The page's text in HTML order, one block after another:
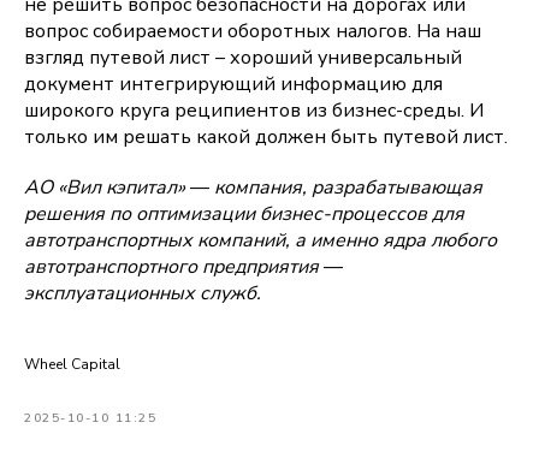
вопрос собираемости оборотных налогов. На наш
взгляд путевой лист – хороший универсальный
документ интегрирующий информацию для
широкого круга реципиентов из бизнес-среды. И
только им решать какой должен быть путевой лист.
АО «Вил кэпитал»— компания, разрабатывающая
решения по оптимизации бизнес-процессов для
автотранспортных компаний, а именно ядра любого
автотранспортного предприятия—
эксплуатационных служб.
Wheel Capital
2025-10-10 11:25